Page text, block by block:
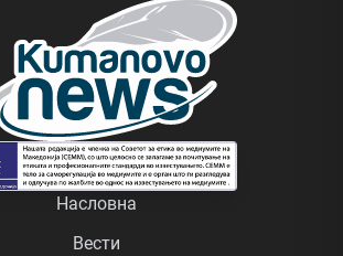
Насловна
Вести